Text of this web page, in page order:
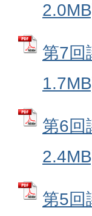
第7回
第6回
第5回